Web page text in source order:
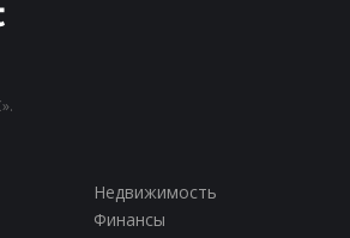
Недвижимость
Финансы